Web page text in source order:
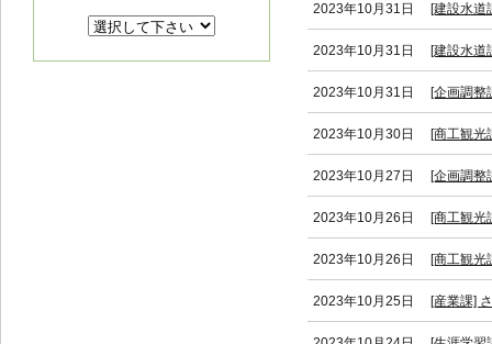
2023年10月31日 [建設水
2023年10月31日 [建設水
2023年10月31日 [企画調
2023年10月30日 [商工観
2023年10月27日 [企画調
2023年10月26日 [商工観
2023年10月26日 [商工観
2023年10月25日 [産業課]